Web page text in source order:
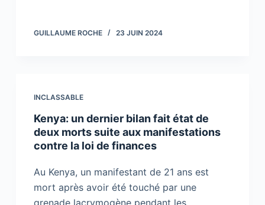
GUILLAUME ROCHE 23 JUIN 2024
INCLASSABLE
Kenya: un dernier bilan fait état de
deux morts suite aux manifestations
contre la loi de finances
Au Kenya, un manifestant de 21 ans est
mort après avoir été touché par une
grenade lacrymogène pendant les